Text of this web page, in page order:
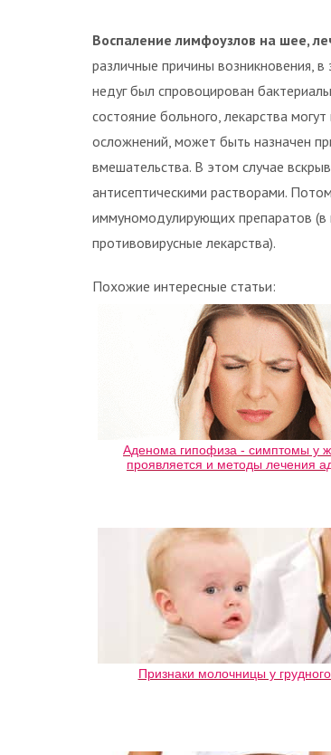
Воспаление лимфоузлов на шее,
различные причины возникновения,
недуг был спровоцирован
состояние больного, лекарства
осложнений, может быть назначен
вмешательства. В этом случае
антисептическими растворами.
иммуномодулирующих препаратов (в
противовирусные лекарства).
Похожие интересные статьи:
Аденома гипофиза - симптомы у
проявляется и методы лечения
Признаки молочницы у